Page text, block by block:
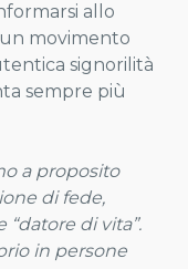
allo
movimento
signorilità
sempre più
a proposito
di fede,
di vita”.
in persone